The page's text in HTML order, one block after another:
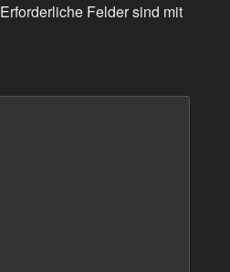
Erforderliche Felder sind mit